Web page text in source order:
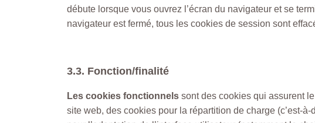
débute lorsque vous ouvrez l’écran du navigateur et se
navigateur est fermé, tous les cookies de session sont
3.3. Fonction/finalité
Les cookies fonctionnels sont des cookies qui assurent
site web, des cookies pour la répartition de charge (c’est-